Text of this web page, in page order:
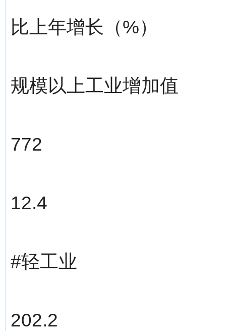
比上年增长（%）
规模以上工业增加值
772
12.4
#轻工业
202.2